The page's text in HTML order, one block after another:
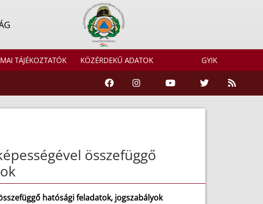
TÁJÉKOZTATÓK KÖZÉRDEKŰ ADATOK GYIK
összefüggő
hatósági feladatok, jogszabályok